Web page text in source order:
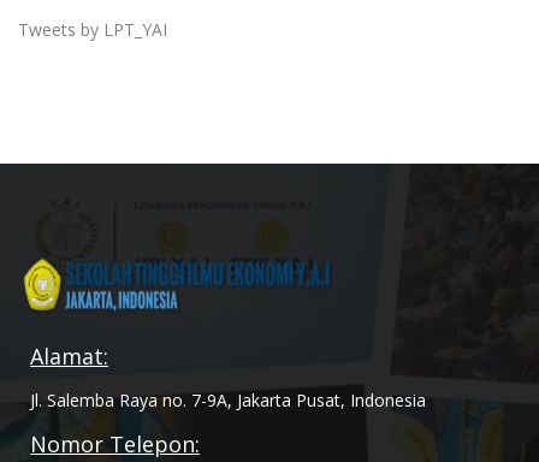
Tweets by LPT_YAI
Alamat:
Jl. Salemba Raya no. 7-9A, Jakarta Pusat, Indonesia
Nomor Telepon: